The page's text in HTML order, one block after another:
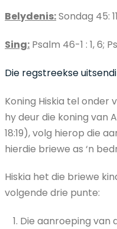
Belydenis:Sondag 45:
Sing: Psalm 46-1 : 1, 6;
Die regstreekse
Koning Hiskia tel onder
hy deur die koning van
18:19), volg hierop die
hierdie briewe as ‘n
Hiskia het die briewe
volgende drie punte:
Die aanroeping van